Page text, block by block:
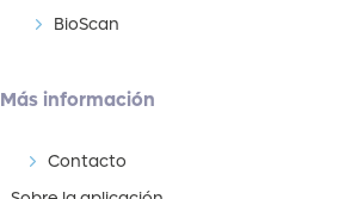
BioScan
Más información
Contacto